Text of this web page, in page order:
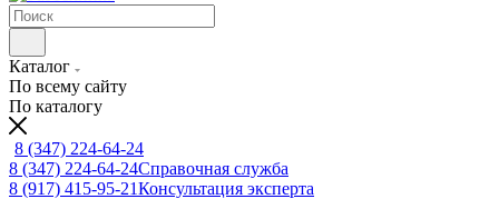
Каталог
По всему сайту
По каталогу
8 (347) 224-64-24
8 (347) 224-64-24Справочная служба
8 (917) 415-95-21Консультация эксперта